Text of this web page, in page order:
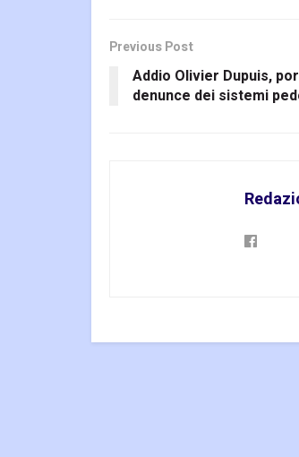
Previous Post
Addio Olivier Dupuis,
denunce dei sistemi